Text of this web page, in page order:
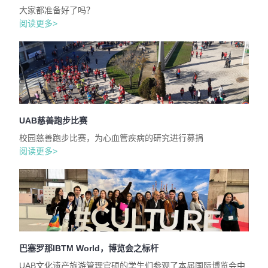
大家都准备好了吗？
阅读更多>
UAB慈善跑步比赛
校园慈善跑步比赛，为心血管疾病的研究进行募捐
阅读更多>
巴塞罗那IBTM World，博览会之标杆
UAB文化遗产旅游管理官硕的学生们参观了本届国际博览会中